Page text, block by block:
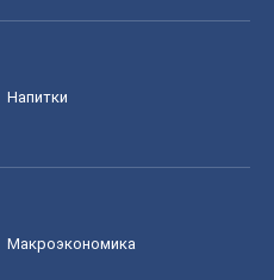
Напитки
Mакроэкономика